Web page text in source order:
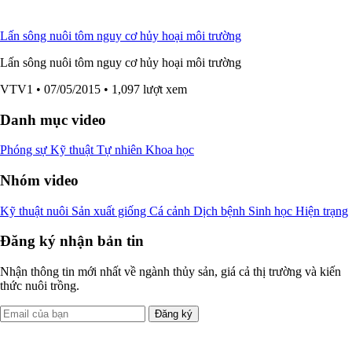
Lấn sông nuôi tôm nguy cơ hủy hoại môi trường
Lấn sông nuôi tôm nguy cơ hủy hoại môi trường
VTV1 • 07/05/2015 • 1,097 lượt xem
Danh mục video
Phóng sự Kỹ thuật Tự nhiên Khoa học
Nhóm video
Kỹ thuật nuôi Sản xuất giống Cá cảnh Dịch bệnh Sinh học Hiện trạng
Đăng ký nhận bản tin
Nhận thông tin mới nhất về ngành thủy sản, giá cả thị trường và kiến
thức nuôi trồng.
Đăng ký